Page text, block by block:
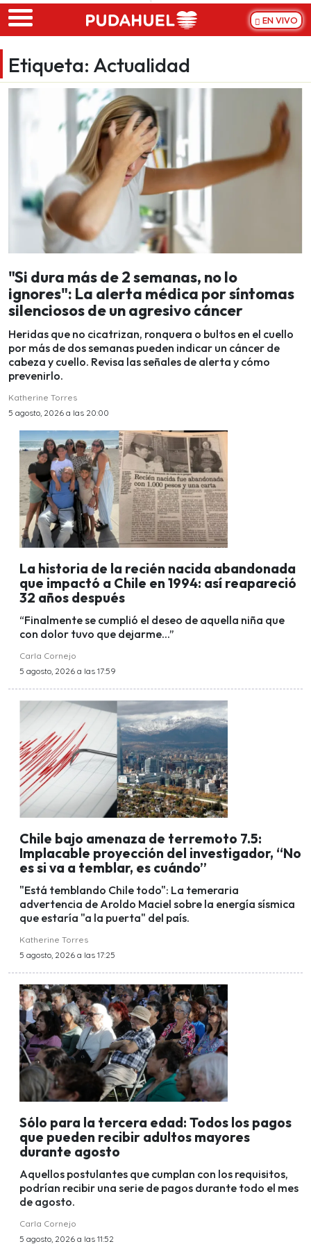
Skip to main content
EN VIVO
Etiqueta: Actualidad
"Si dura más de 2 semanas, no lo
ignores": La alerta médica por síntomas
silenciosos de un agresivo cáncer
Heridas que no cicatrizan, ronquera o bultos en el cuello
por más de dos semanas pueden indicar un cáncer de
cabeza y cuello. Revisa las señales de alerta y cómo
prevenirlo.
Katherine Torres
5 agosto, 2026 a las 20:00
La historia de la recién nacida abandonada
que impactó a Chile en 1994: así reapareció
32 años después
“Finalmente se cumplió el deseo de aquella niña que
con dolor tuvo que dejarme...”
Carla Cornejo
5 agosto, 2026 a las 17:59
Chile bajo amenaza de terremoto 7.5:
Implacable proyección del investigador, “No
es si va a temblar, es cuándo”
"Está temblando Chile todo": La temeraria
advertencia de Aroldo Maciel sobre la energía sísmica
que estaría "a la puerta" del país.
Katherine Torres
5 agosto, 2026 a las 17:25
Sólo para la tercera edad: Todos los pagos
que pueden recibir adultos mayores
durante agosto
Aquellos postulantes que cumplan con los requisitos,
podrían recibir una serie de pagos durante todo el mes
de agosto.
Carla Cornejo
5 agosto, 2026 a las 11:52